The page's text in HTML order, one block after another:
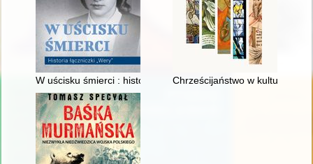
W uścisku śmierci : historia łączniczki "Wery"Chrześcijaństwo w kulturze :